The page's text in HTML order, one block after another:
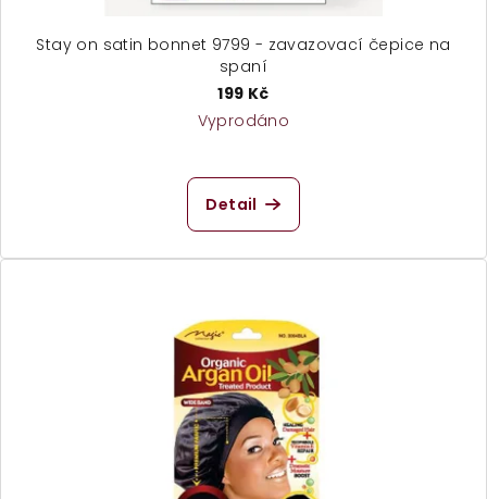
Stay on satin bonnet 9799 - zavazovací čepice na
spaní
199 Kč
Vyprodáno
hodnocení
produktu
z
Detail